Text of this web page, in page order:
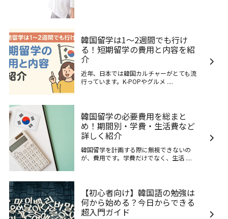
韓国留学は1～2週間でも行け
る！短期留学の費用と内容を紹
介
近年、日本では韓国カルチャーがとても流
行っています。K-POPやグルメ ....
韓国留学の必要費用を総まと
め！期間別・学費・生活費など
詳しく紹介
韓国留学を計画する際に無視できないの
が、費用です。学費だけでなく、生活 ....
【初心者向け】韓国語の勉強は
何から始める？今日からできる
超入門ガイド